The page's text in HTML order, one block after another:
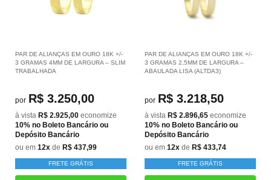
PAR DE ALIANÇAS EM OURO 18K +/-
3 GRAMAS 4MM DE LARGURA – SLIM
TRABALHADA
por R$ 3.250,00
à vista R$ 2.925,00 economize
10% no Boleto Bancário ou
Depósito Bancário
ou em 12x de R$ 437,99
FRETE GRÁTIS
PAR DE ALIANÇAS EM OURO 18K +/-
3 GRAMAS 2,5MM DE LARGURA –
ABAULADA LISA (ALTDA3)
por R$ 3.218,50
à vista R$ 2.896,65 economize
10% no Boleto Bancário ou
Depósito Bancário
ou em 12x de R$ 433,74
FRETE GRÁTIS